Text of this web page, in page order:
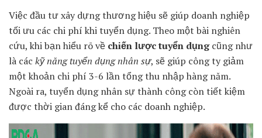
Việc đầu tư xây dựng thương hiệu sẽ giúp doanh nghiệp
tối ưu các chi phí khi tuyển dụng. Theo một bài nghiên
cứu, khi bạn hiểu rõ về chiến lược tuyển dụngcũng như
là các kỹ năng tuyển dụng nhân sự, sẽ giúp công ty giảm
một khoản chi phí 3-6 lần tổng thu nhập hàng năm.
Ngoài ra, tuyển dụng nhân sự thành công còn tiết kiệm
được thời gian đáng kể cho các doanh nghiệp.